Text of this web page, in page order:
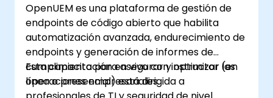
red utilizando las últimas tecnologías y
prácticas de código abierto.
OpenUEM es una plataforma de gestión de
endpoints de código abierto que habilita
automatización avanzada, endurecimiento de
endpoints y generación de informes de
cumplimiento para asegurar y optimizar las
operaciones empresariales.
Esta capacitación en vivo con instructor (en
línea o presencial) está dirigida a